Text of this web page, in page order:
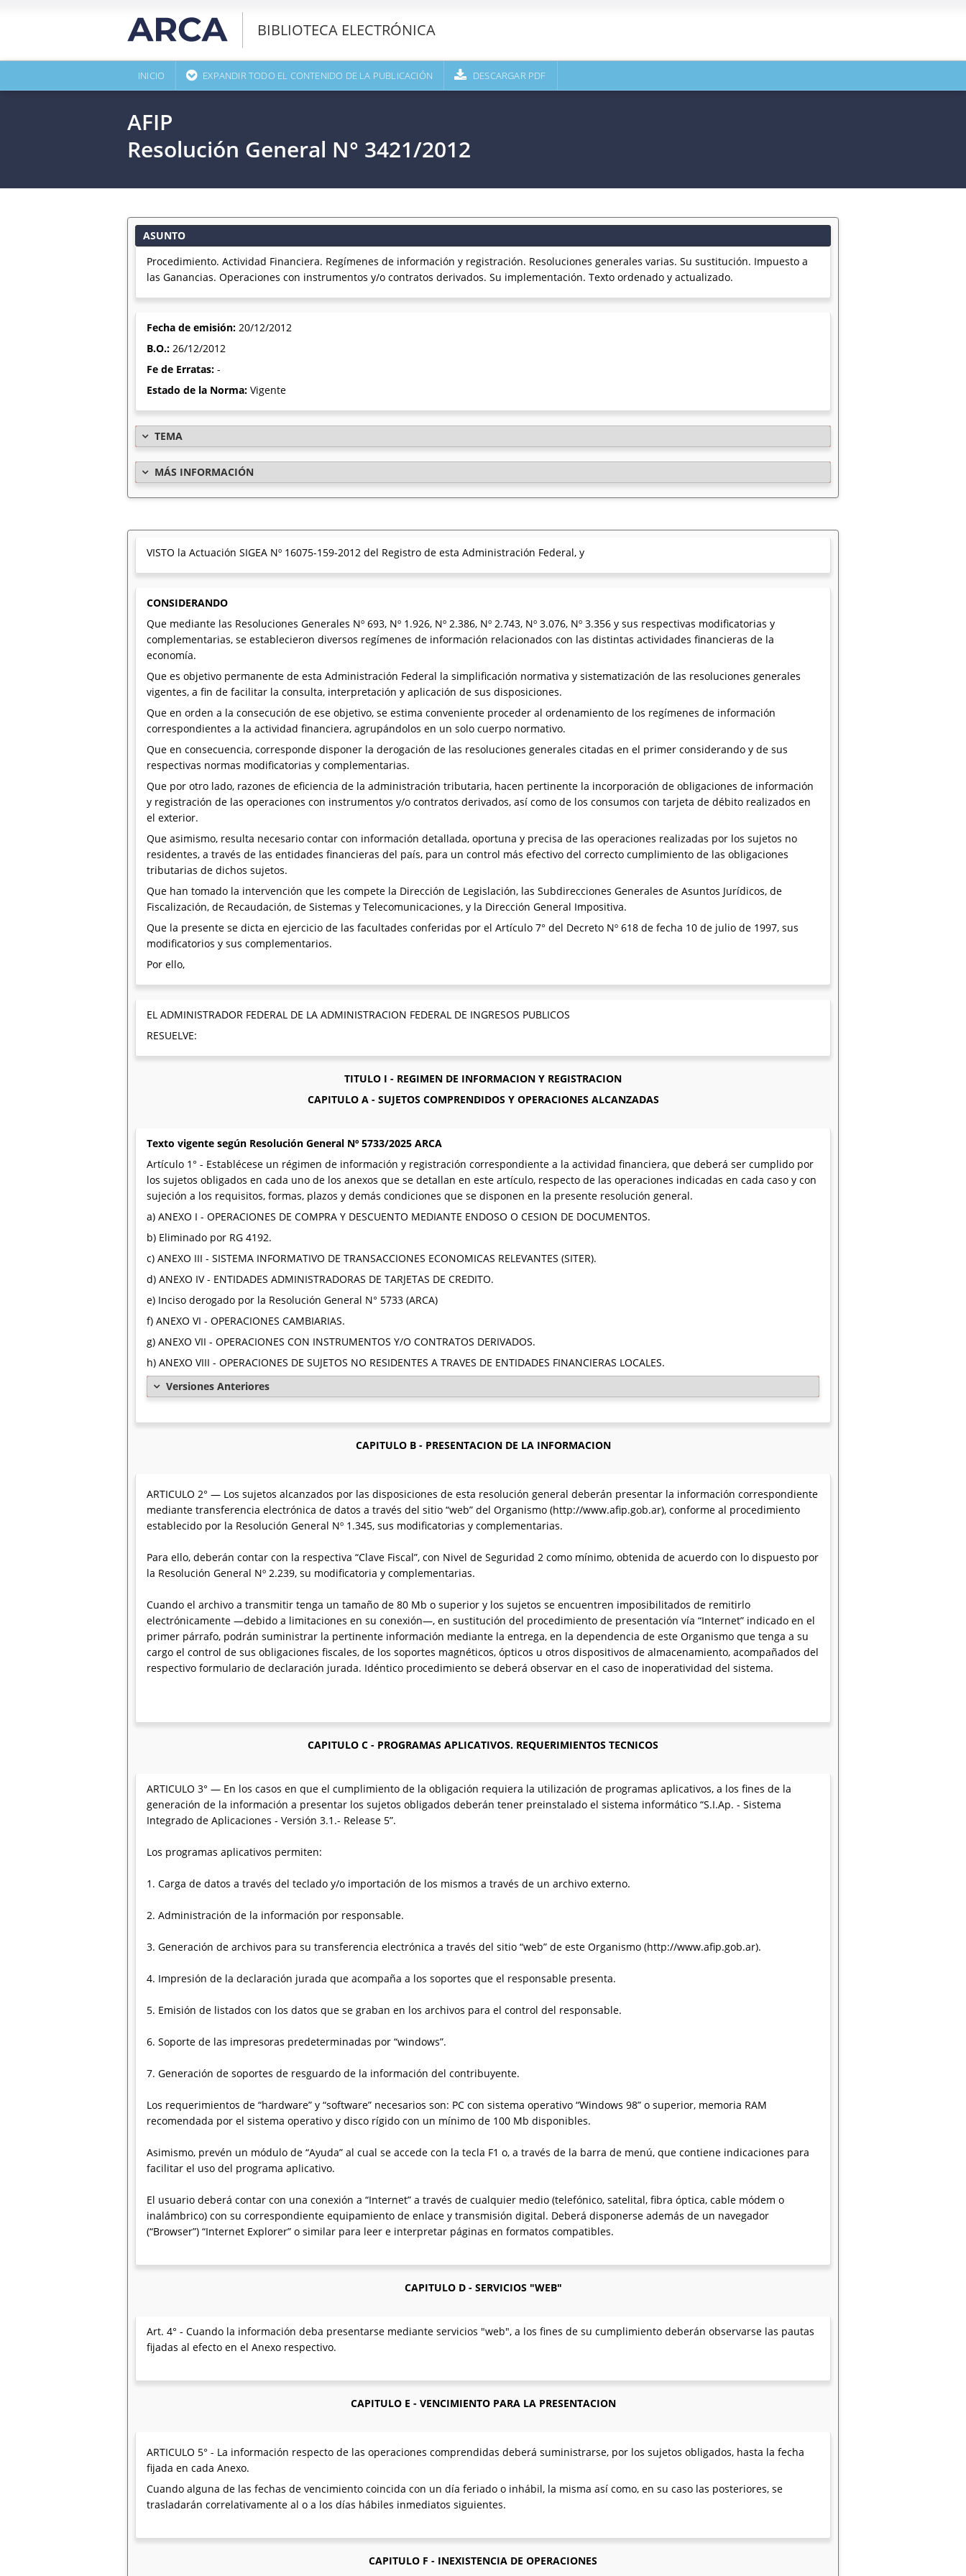
BIBLIOTECA ELECTRÓNICA
INICIO EXPANDIR TODO EL CONTENIDO DE LA PUBLICACIÓN DESCARGAR PDF
AFIP
Resolución General N° 3421/2012
ASUNTO
Procedimiento. Actividad Financiera. Regímenes de información y registración. Resoluciones generales varias. Su sustitución. Impuesto a
las Ganancias. Operaciones con instrumentos y/o contratos derivados. Su implementación. Texto ordenado y actualizado.
Fecha de emisión: 20/12/2012
B.O.: 26/12/2012
Fe de Erratas: -
Estado de la Norma: Vigente
TEMA
MÁS INFORMACIÓN
VISTO la Actuación SIGEA Nº 16075-159-2012 del Registro de esta Administración Federal, y
CONSIDERANDO
Que mediante las Resoluciones Generales Nº 693, Nº 1.926, Nº 2.386, Nº 2.743, Nº 3.076, Nº 3.356 y sus respectivas modificatorias y
complementarias, se establecieron diversos regímenes de información relacionados con las distintas actividades financieras de la
economía.
Que es objetivo permanente de esta Administración Federal la simplificación normativa y sistematización de las resoluciones generales
vigentes, a fin de facilitar la consulta, interpretación y aplicación de sus disposiciones.
Que en orden a la consecución de ese objetivo, se estima conveniente proceder al ordenamiento de los regímenes de información
correspondientes a la actividad financiera, agrupándolos en un solo cuerpo normativo.
Que en consecuencia, corresponde disponer la derogación de las resoluciones generales citadas en el primer considerando y de sus
respectivas normas modificatorias y complementarias.
Que por otro lado, razones de eficiencia de la administración tributaria, hacen pertinente la incorporación de obligaciones de información
y registración de las operaciones con instrumentos y/o contratos derivados, así como de los consumos con tarjeta de débito realizados en
el exterior.
Que asimismo, resulta necesario contar con información detallada, oportuna y precisa de las operaciones realizadas por los sujetos no
residentes, a través de las entidades financieras del país, para un control más efectivo del correcto cumplimiento de las obligaciones
tributarias de dichos sujetos.
Que han tomado la intervención que les compete la Dirección de Legislación, las Subdirecciones Generales de Asuntos Jurídicos, de
Fiscalización, de Recaudación, de Sistemas y Telecomunicaciones, y la Dirección General Impositiva.
Que la presente se dicta en ejercicio de las facultades conferidas por el Artículo 7° del Decreto Nº 618 de fecha 10 de julio de 1997, sus
modificatorios y sus complementarios.
Por ello,
EL ADMINISTRADOR FEDERAL DE LA ADMINISTRACION FEDERAL DE INGRESOS PUBLICOS
RESUELVE:
TITULO I - REGIMEN DE INFORMACION Y REGISTRACION
CAPITULO A - SUJETOS COMPRENDIDOS Y OPERACIONES ALCANZADAS
Texto vigente según Resolución General Nº 5733/2025 ARCA
Artículo 1° - Establécese un régimen de información y registración correspondiente a la actividad financiera, que deberá ser cumplido por
los sujetos obligados en cada uno de los anexos que se detallan en este artículo, respecto de las operaciones indicadas en cada caso y con
sujeción a los requisitos, formas, plazos y demás condiciones que se disponen en la presente resolución general.
a) ANEXO I - OPERACIONES DE COMPRA Y DESCUENTO MEDIANTE ENDOSO O CESION DE DOCUMENTOS.
b) Eliminado por RG 4192.
c) ANEXO III - SISTEMA INFORMATIVO DE TRANSACCIONES ECONOMICAS RELEVANTES (SITER).
d) ANEXO IV - ENTIDADES ADMINISTRADORAS DE TARJETAS DE CREDITO.
e) Inciso derogado por la Resolución General N° 5733 (ARCA)
f) ANEXO VI - OPERACIONES CAMBIARIAS.
g) ANEXO VII - OPERACIONES CON INSTRUMENTOS Y/O CONTRATOS DERIVADOS.
h) ANEXO VIII - OPERACIONES DE SUJETOS NO RESIDENTES A TRAVES DE ENTIDADES FINANCIERAS LOCALES.
Versiones Anteriores
CAPITULO B - PRESENTACION DE LA INFORMACION
ARTICULO 2° — Los sujetos alcanzados por las disposiciones de esta resolución general deberán presentar la información correspondiente
mediante transferencia electrónica de datos a través del sitio “web” del Organismo (http://www.afip.gob.ar), conforme al procedimiento
establecido por la Resolución General Nº 1.345, sus modificatorias y complementarias.
Para ello, deberán contar con la respectiva “Clave Fiscal”, con Nivel de Seguridad 2 como mínimo, obtenida de acuerdo con lo dispuesto por
la Resolución General Nº 2.239, su modificatoria y complementarias.
Cuando el archivo a transmitir tenga un tamaño de 80 Mb o superior y los sujetos se encuentren imposibilitados de remitirlo
electrónicamente —debido a limitaciones en su conexión—, en sustitución del procedimiento de presentación vía “Internet” indicado en el
primer párrafo, podrán suministrar la pertinente información mediante la entrega, en la dependencia de este Organismo que tenga a su
cargo el control de sus obligaciones fiscales, de los soportes magnéticos, ópticos u otros dispositivos de almacenamiento, acompañados del
respectivo formulario de declaración jurada. Idéntico procedimiento se deberá observar en el caso de inoperatividad del sistema.
CAPITULO C - PROGRAMAS APLICATIVOS. REQUERIMIENTOS TECNICOS
ARTICULO 3° — En los casos en que el cumplimiento de la obligación requiera la utilización de programas aplicativos, a los fines de la
generación de la información a presentar los sujetos obligados deberán tener preinstalado el sistema informático “S.I.Ap. - Sistema
Integrado de Aplicaciones - Versión 3.1.- Release 5”.
Los programas aplicativos permiten:
1. Carga de datos a través del teclado y/o importación de los mismos a través de un archivo externo.
2. Administración de la información por responsable.
3. Generación de archivos para su transferencia electrónica a través del sitio “web” de este Organismo (http://www.afip.gob.ar).
4. Impresión de la declaración jurada que acompaña a los soportes que el responsable presenta.
5. Emisión de listados con los datos que se graban en los archivos para el control del responsable.
6. Soporte de las impresoras predeterminadas por “windows”.
7. Generación de soportes de resguardo de la información del contribuyente.
Los requerimientos de “hardware” y “software” necesarios son: PC con sistema operativo “Windows 98” o superior, memoria RAM
recomendada por el sistema operativo y disco rígido con un mínimo de 100 Mb disponibles.
Asimismo, prevén un módulo de “Ayuda” al cual se accede con la tecla F1 o, a través de la barra de menú, que contiene indicaciones para
facilitar el uso del programa aplicativo.
El usuario deberá contar con una conexión a “Internet” a través de cualquier medio (telefónico, satelital, fibra óptica, cable módem o
inalámbrico) con su correspondiente equipamiento de enlace y transmisión digital. Deberá disponerse además de un navegador
(“Browser”) “Internet Explorer” o similar para leer e interpretar páginas en formatos compatibles.
CAPITULO D - SERVICIOS "WEB"
Art. 4° - Cuando la información deba presentarse mediante servicios "web", a los fines de su cumplimiento deberán observarse las pautas
fijadas al efecto en el Anexo respectivo.
CAPITULO E - VENCIMIENTO PARA LA PRESENTACION
ARTICULO 5° - La información respecto de las operaciones comprendidas deberá suministrarse, por los sujetos obligados, hasta la fecha
fijada en cada Anexo.
Cuando alguna de las fechas de vencimiento coincida con un día feriado o inhábil, la misma así como, en su caso las posteriores, se
trasladarán correlativamente al o a los días hábiles inmediatos siguientes.
CAPITULO F - INEXISTENCIA DE OPERACIONES